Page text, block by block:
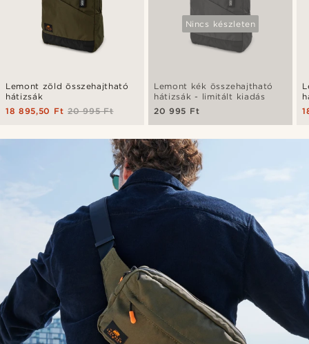
Lemont zöld összehajtható
hátizsák
20 995 Ft
18 895,50 Ft
Nincs készleten
Lemont kék összehajtható
hátizsák - limitált kiadás
20 995 Ft